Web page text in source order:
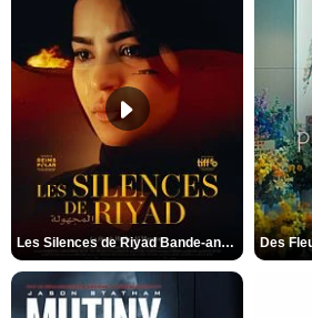
Les Silences de Riyad Bande-annonce VO STFR